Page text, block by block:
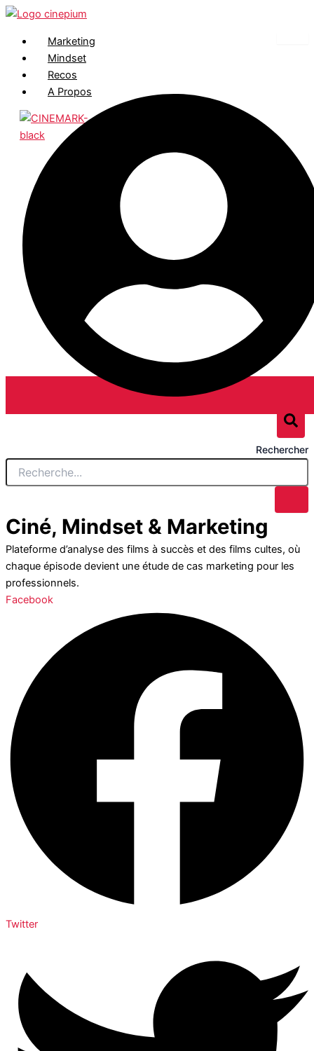
Marketing
Mindset
Recos
A Propos
Rechercher
Ciné, Mindset & Marketing
Plateforme d’analyse des films à succès et des films cultes, où
chaque épisode devient une étude de cas marketing pour les
professionnels.
Facebook
Twitter